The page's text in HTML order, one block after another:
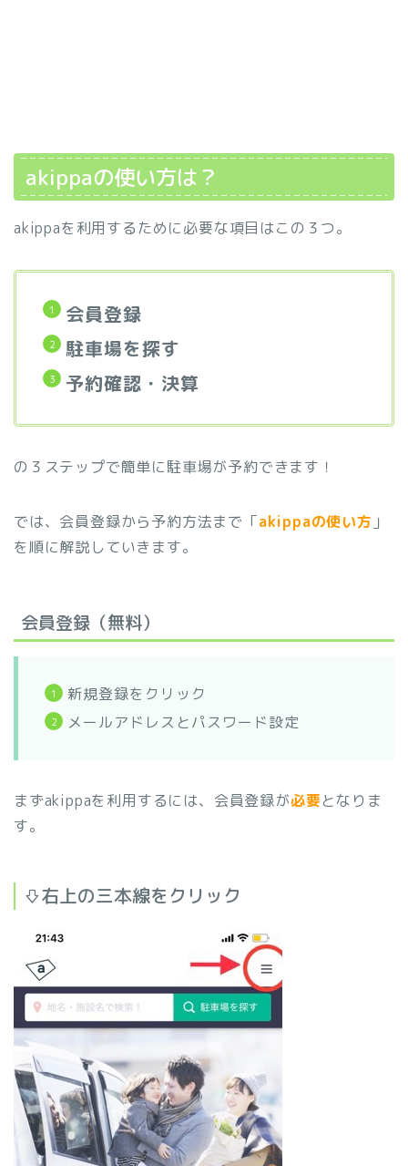
akippaの使い方は？
akippaを利用するために必要な項目はこの３つ。
会員登録
駐車場を探す
予約確認・決算
の３ステップで簡単に駐車場が予約できます！
では、会員登録から予約方法まで「akippaの使い方 」
を順に解説していきます。
会員登録（無料）
新規登録をクリック
メールアドレスとパスワード設定
まずakippaを利用するには、会員登録が必要となりま
す。
⇩右上の三本線をクリック